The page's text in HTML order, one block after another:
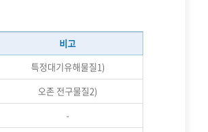
비고
특정대기유해물질1)
오존 전구물질2)
-